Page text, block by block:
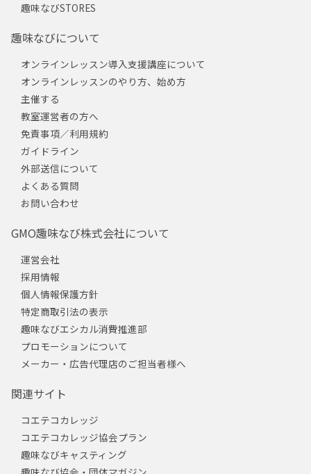
趣味なびSTORES
趣味なびについて
オンラインレッスン導入支援講座について
オンラインレッスンのやり方、始め方
主催する
教室運営者の方へ
免責事項／利用規約
ガイドライン
外部送信について
よくある質問
お問い合わせ
GMO趣味なび株式会社について
運営会社
採用情報
個人情報保護方針
特定商取引法の表示
趣味なびエシカル消費推進部
プロモーションについて
メーカー・広告代理店のご担当者様へ
関連サイト
コエテコカレッジ
コエテコカレッジ協会プラン
趣味なびキャスティング